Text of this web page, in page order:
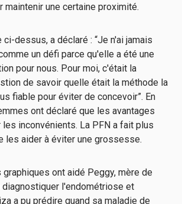
maintenir une certaine proximité.
ci-dessus, a déclaré : “Je n'ai jamais
un défi parce qu'elle a été une
pour nous. Pour moi, c'était la
de savoir quelle était la méthode la
fiable pour éviter de concevoir”. En
ont déclaré que les avantages
inconvénients. La PFN a fait plus
les aider à éviter une grossesse.
graphiques ont aidé Peggy, mère de
diagnostiquer l'endométriose et
a pu prédire quand sa maladie de